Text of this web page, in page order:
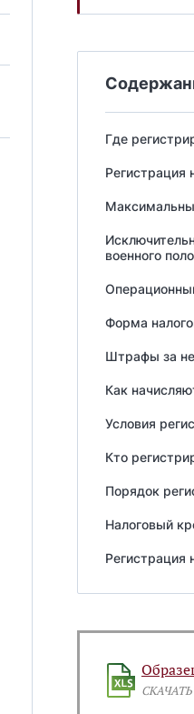
Где
Регистрация
военного
Форма
Штрафы за
Как
Условия
Кто
Порядок
Налоговый
Регистрация
СКАЧАТЬ